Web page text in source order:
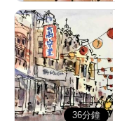
36分鐘